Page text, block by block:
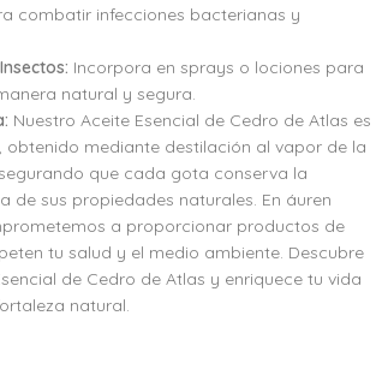
combatir infecciones bacterianas y
Incorpora en sprays o lociones para
natural y segura.
Nuestro Aceite Esencial de Cedro de Atlas es
obtenido mediante destilación al vapor de la
que cada gota conserva la
de sus propiedades naturales. En áuren
a proporcionar productos de
tu salud y el medio ambiente. Descubre
de Cedro de Atlas y enriquece tu vida
natural.